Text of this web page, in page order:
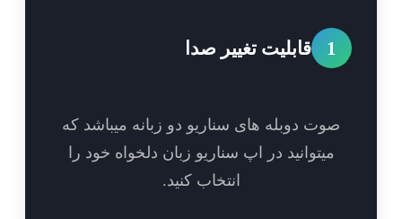
قابلیت تغییر صدا
دوبله های سناریو دو زبانه میباشد که
میتوانید در اپ سناریو زبان دلخواه خود را
انتخاب کنید.